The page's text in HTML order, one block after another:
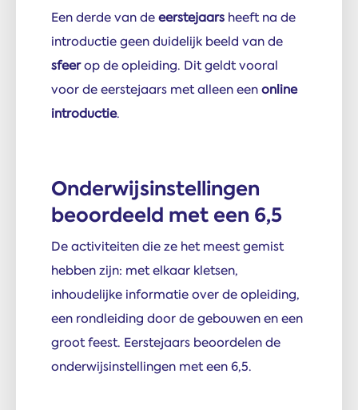
Een derde van deeerstejaars heeft na de
introductie geen duidelijk beeld van de
sfeerop de opleiding. Dit geldt vooral
voor de eerstejaars met alleen eenonline
introductie.
Onderwijsinstellingen
beoordeeld met een 6,5
De activiteiten die ze het meest gemist
hebben zijn: met elkaar kletsen,
inhoudelijke informatie over de opleiding,
een rondleiding door de gebouwen en een
groot feest. Eerstejaars beoordelen de
onderwijsinstellingen met een 6,5.